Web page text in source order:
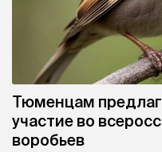
Тюменцам
участие во
воробьев